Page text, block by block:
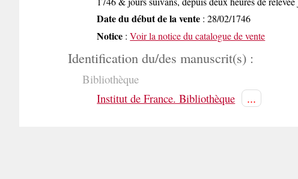
Date du début de la vente : 28/02/1746
Notice :Voir la notice du catalogue de vente
Identification du/des manuscrit(s) :
Bibliothèque
Institut de France. Bibliothèque
...